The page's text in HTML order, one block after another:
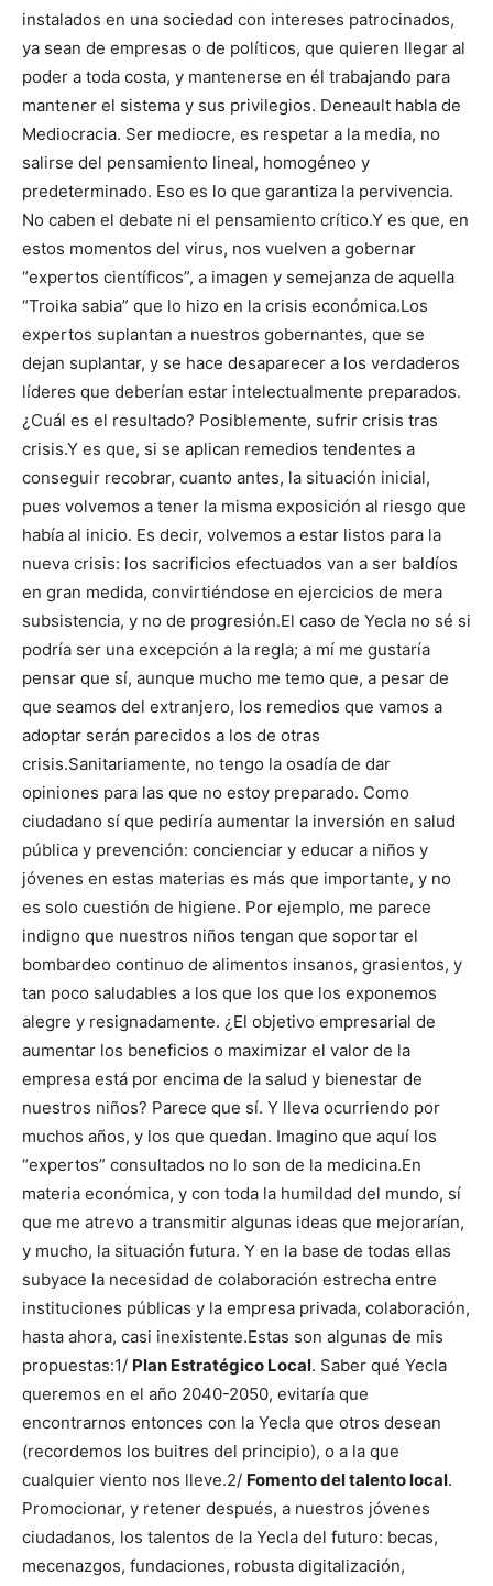
instalados en una sociedad con intereses patrocinados,
ya sean de empresas o de políticos, que quieren llegar al
poder a toda costa, y mantenerse en él trabajando para
mantener el sistema y sus privilegios. Deneault habla de
Mediocracia. Ser mediocre, es respetar a la media, no
salirse del pensamiento lineal, homogéneo y
predeterminado. Eso es lo que garantiza la pervivencia.
No caben el debate ni el pensamiento crítico.Y es que, en
estos momentos del virus, nos vuelven a gobernar
“expertos científicos”, a imagen y semejanza de aquella
“Troika sabia” que lo hizo en la crisis económica.Los
expertos suplantan a nuestros gobernantes, que se
dejan suplantar, y se hace desaparecer a los verdaderos
líderes que deberían estar intelectualmente preparados.
¿Cuál es el resultado? Posiblemente, sufrir crisis tras
crisis.Y es que, si se aplican remedios tendentes a
conseguir recobrar, cuanto antes, la situación inicial,
pues volvemos a tener la misma exposición al riesgo que
había al inicio. Es decir, volvemos a estar listos para la
nueva crisis: los sacrificios efectuados van a ser baldíos
en gran medida, convirtiéndose en ejercicios de mera
subsistencia, y no de progresión.El caso de Yecla no sé si
podría ser una excepción a la regla; a mí me gustaría
pensar que sí, aunque mucho me temo que, a pesar de
que seamos del extranjero, los remedios que vamos a
adoptar serán parecidos a los de otras
crisis.Sanitariamente, no tengo la osadía de dar
opiniones para las que no estoy preparado. Como
ciudadano sí que pediría aumentar la inversión en salud
pública y prevención: concienciar y educar a niños y
jóvenes en estas materias es más que importante, y no
es solo cuestión de higiene. Por ejemplo, me parece
indigno que nuestros niños tengan que soportar el
bombardeo continuo de alimentos insanos, grasientos, y
tan poco saludables a los que los que los exponemos
alegre y resignadamente. ¿El objetivo empresarial de
aumentar los beneficios o maximizar el valor de la
empresa está por encima de la salud y bienestar de
nuestros niños? Parece que sí. Y lleva ocurriendo por
muchos años, y los que quedan. Imagino que aquí los
“expertos” consultados no lo son de la medicina.En
materia económica, y con toda la humildad del mundo, sí
que me atrevo a transmitir algunas ideas que mejorarían,
y mucho, la situación futura. Y en la base de todas ellas
subyace la necesidad de colaboración estrecha entre
instituciones públicas y la empresa privada, colaboración,
hasta ahora, casi inexistente.Estas son algunas de mis
propuestas:1/ Plan Estratégico Local. Saber qué Yecla
queremos en el año 2040-2050, evitaría que
encontrarnos entonces con la Yecla que otros desean
(recordemos los buitres del principio), o a la que
cualquier viento nos lleve.2/ Fomento del talento local.
Promocionar, y retener después, a nuestros jóvenes
ciudadanos, los talentos de la Yecla del futuro: becas,
mecenazgos, fundaciones, robusta digitalización,